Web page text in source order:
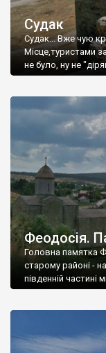
Судак
Судак... Вже чую
Місце,туристами
не було, ну не
Феодосія.
Головна памятка
старому районі -
південній частині